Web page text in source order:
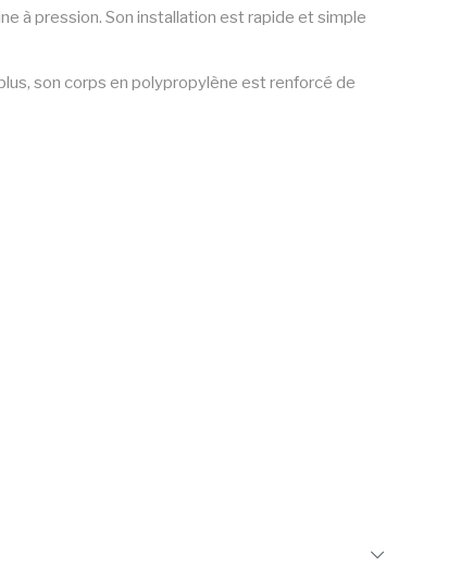
à pression. Son installation est rapide et simple
son corps en polypropylène est renforcé de